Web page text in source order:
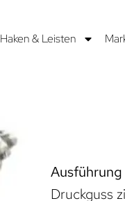
Haken & Leisten
Ausführung
Druckguss